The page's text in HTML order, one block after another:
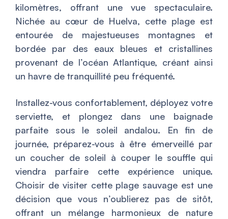
kilomètres, offrant une vue spectaculaire.
Nichée au cœur de Huelva, cette plage est
entourée de majestueuses montagnes et
bordée par des eaux bleues et cristallines
provenant de l’océan Atlantique, créant ainsi
un havre de tranquillité peu fréquenté.
Installez-vous confortablement, déployez votre
serviette, et plongez dans une baignade
parfaite sous le soleil andalou. En fin de
journée, préparez-vous à être émerveillé par
un coucher de soleil à couper le souffle qui
viendra parfaire cette expérience unique.
Choisir de visiter cette plage sauvage est une
décision que vous n’oublierez pas de sitôt,
offrant un mélange harmonieux de nature